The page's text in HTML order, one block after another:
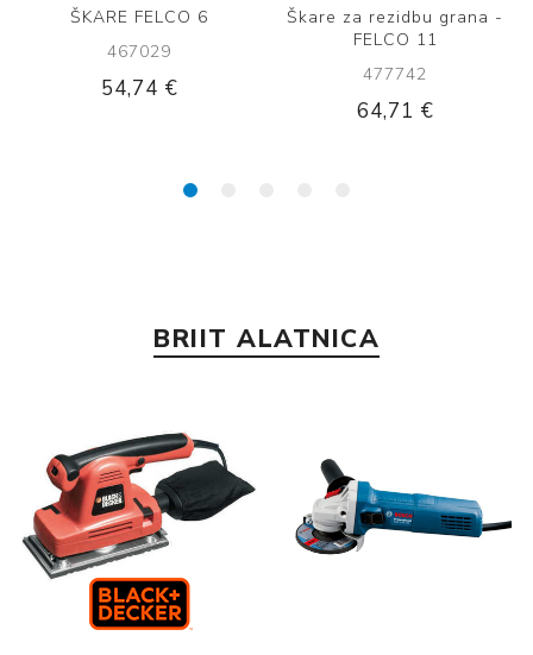
rezidbu grana -
Oštrica za škare za grane
- C0370,C0373 - Richmann
BRIIT ALATNICA